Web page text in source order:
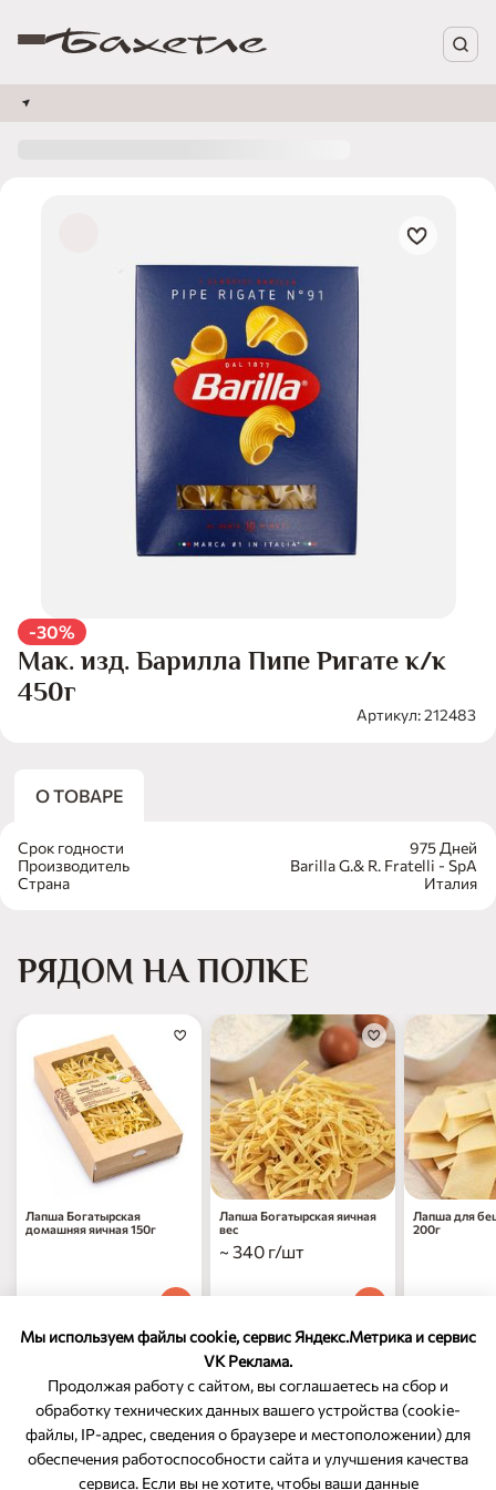
Мы используем файлы cookie, сервис Яндекс.Метрика и сервис
VK Реклама.
Продолжая работу с сайтом, вы соглашаетесь на сбор и
обработку технических данных вашего устройства (cookie-
файлы, IP-адрес, сведения о браузере и местоположении) для
обеспечения работоспособности сайта и улучшения качества
сервиса. Если вы не хотите, чтобы ваши данные
-30%
Мак. изд. Барилла Пипе Ригате к/к
450г
Артикул: 212483
О ТОВАРЕ
Срок годности
975 Дней
Производитель
Barilla G.& R. Fratelli - SpA
Страна
Италия
РЯДОМ НА ПОЛКЕ
Лапша Богатырская
домашняя яичная 150г
Лапша Богатырская яичная
вес
~ 340 г/шт
Лапша для
200г
ОБРАТНАЯ СВЯЗЬ